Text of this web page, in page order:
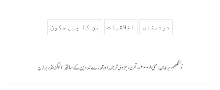
دردمندی اخلاقیات من کا چین سکون
نوٹنگھم، برطانیہ، مئی ۲۰۰۸ء، تحریر، جزوی ترجمہ اور قدرے تدوین کے ساتھ: الیگزینڈر برزن